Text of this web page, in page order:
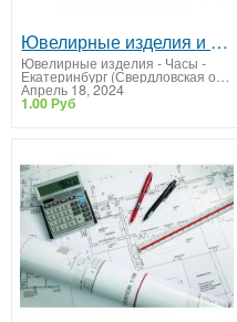
Ювелирные изделия и бриллианты в магазине «Алмаз». ТРЦ Гринвич
Ювелирные изделия - Часы -
Екатеринбург (Свердловская область)
Апрель 18, 2024
1.00 Руб